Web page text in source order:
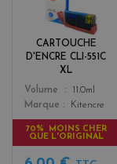
CARTOUCHE
D'ENCRE CLI-551C
XL
Color
n
Volume
11.0ml
Marque
Kitencre
70% MOINS CHER
QUE L'ORIGINAL